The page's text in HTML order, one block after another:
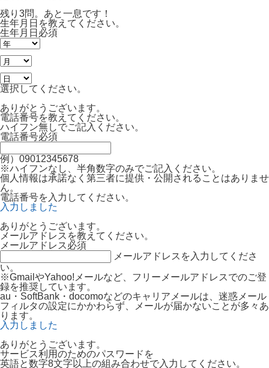
残り3問。あと一息です！
生年月日を教えてください。
生年月日 必須
選択してください。
ありがとうございます。
電話番号を教えてください。
ハイフン無しでご記入ください。
電話番号必須
例）09012345678
※ハイフンなし、半角数字のみでご記入ください。
個人情報は承諾なく第三者に提供・公開されることはありませ
ん。
電話番号を入力してください。
入力しました
ありがとうございます。
メールアドレスを教えてください。
メールアドレス必須
メールアドレスを入力してくださ
い。
※GmailやYahoo!メールなど、フリーメールアドレスでのご登
録を推奨しています。
au・SoftBank・docomoなどのキャリアメールは、迷惑メール
フィルタの設定にかかわらず、メールが届かないことが多々あ
ります。
入力しました
ありがとうございます。
サービス利用のためのパスワードを
英語と数字8文字以上の組み合わせで入力してください。